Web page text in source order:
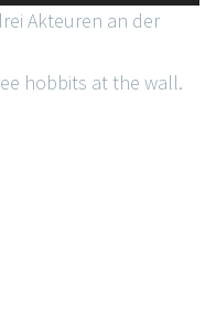
Akteuren an der
hobbits at the wall.